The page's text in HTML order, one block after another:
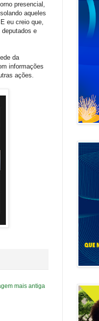
presencial,
aqueles
eu creio que,
e
da
informações
ações.
mais antiga